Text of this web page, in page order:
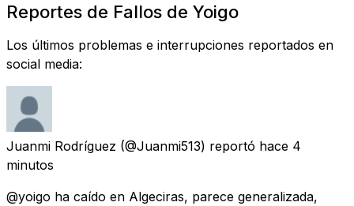
Reportes de Fallos de Yoigo
Los últimos problemas e interrupciones reportados en
social media:
Juanmi Rodríguez (@Juanmi513) reportó hace 4
minutos
@yoigo ha caído en Algeciras, parece generalizada,